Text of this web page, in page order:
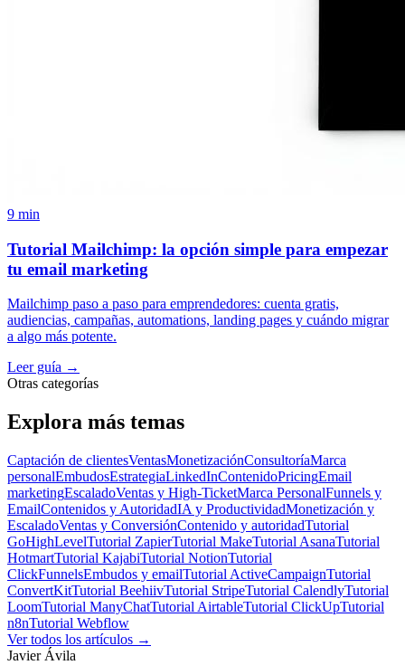
9 min
Tutorial Mailchimp: la opción simple para empezar
tu email marketing
Mailchimp paso a paso para emprendedores: cuenta gratis,
audiencias, campañas, automations, landing pages y cuándo migrar
a algo más potente.
Leer guía →
Otras categorías
Explora más temas
Captación de clientesVentasMonetizaciónConsultoríaMarca
personalEmbudosEstrategiaLinkedInContenidoPricingEmail
marketingEscaladoVentas y High-TicketMarca PersonalFunnels y
EmailContenidos y AutoridadIA y ProductividadMonetización y
EscaladoVentas y ConversiónContenido y autoridadTutorial
GoHighLevelTutorial ZapierTutorial MakeTutorial AsanaTutorial
HotmartTutorial KajabiTutorial NotionTutorial
ClickFunnelsEmbudos y emailTutorial ActiveCampaignTutorial
ConvertKitTutorial BeehiivTutorial StripeTutorial CalendlyTutorial
LoomTutorial ManyChatTutorial AirtableTutorial ClickUpTutorial
n8nTutorial Webflow
Ver todos los artículos →
Javier Ávila